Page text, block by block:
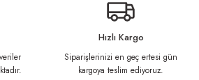
için teşekkür ederiz.
veya görüntülenemiyor.
Hızlı Kargo
Siparişlerinizi en geç ertesi gün
kargoya teslim ediyoruz.